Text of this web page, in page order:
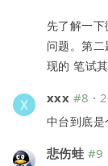
先了解一
问题。第
现的 笔试
xxx #8 ·
中台到底是
悲伤蛙 #9